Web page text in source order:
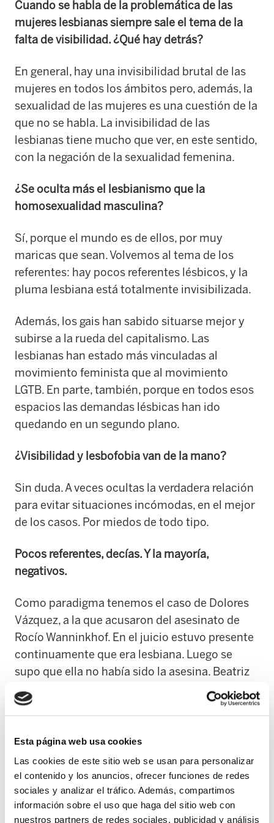
Esta página web usa cookies
Las cookies de este sitio web se usan para personalizar
el contenido y los anuncios, ofrecer funciones de redes
sociales y analizar el tráfico. Además, compartimos
información sobre el uso que haga del sitio web con
nuestros partners de redes sociales, publicidad y análisis
Cuando se habla de la problemática de las
mujeres lesbianas siempre sale el tema de la
falta de visibilidad. ¿Qué hay detrás?
En general, hay una invisibilidad brutal de las
mujeres en todos los ámbitos pero, además, la
sexualidad de las mujeres es una cuestión de la
que no se habla. La invisibilidad de las
lesbianas tiene mucho que ver, en este sentido,
con la negación de la sexualidad femenina.
¿Se oculta más el lesbianismo que la
homosexualidad masculina?
Sí, porque el mundo es de ellos, por muy
maricas que sean. Volvemos al tema de los
referentes: hay pocos referentes lésbicos, y la
pluma lesbiana está totalmente invisibilizada.
Además, los gais han sabido situarse mejor y
subirse a la rueda del capitalismo. Las
lesbianas han estado más vinculadas al
movimiento feminista que al movimiento
LGTB. En parte, también, porque en todos esos
espacios las demandas lésbicas han ido
quedando en un segundo plano.
¿Visibilidad y lesbofobia van de la mano?
Sin duda. A veces ocultas la verdadera relación
para evitar situaciones incómodas, en el mejor
de los casos. Por miedos de todo tipo.
Pocos referentes, decías. Y la mayoría,
negativos.
Como paradigma tenemos el caso de Dolores
Vázquez, a la que acusaron del asesinato de
Rocío Wanninkhof. En el juicio estuvo presente
continuamente que era lesbiana. Luego se
supo que ella no había sido la asesina. Beatriz
Jimeno escribió un libro La construcción de la
lesbiana perversa a raíz de aquel caso.
Sin embargo, no hay serie de televisión actual
que se precie en la que no aparezca una
lesbiana...
Ha habido grandes cambios en los referentes,